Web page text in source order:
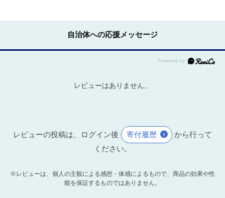
自治体への応援メッセージ
レビューはありません。
レビューの投稿は、ログイン後 寄付履歴
から行って
ください。
※レビューは、個人の主観による感想・体感によるもので、商品の効果や性
能を保証するものではありません。